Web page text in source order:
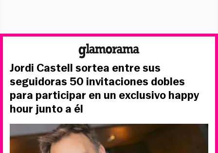
Jordi Castell sortea entre sus
seguidoras 50 invitaciones dobles
para participar en un exclusivo happy
hour junto a él